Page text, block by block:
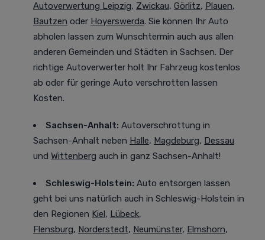
Autoverwertung Leipzig, Zwickau, Görlitz, Plauen,
Bautzen oder Hoyerswerda. Sie können Ihr Auto
abholen lassen zum Wunschtermin auch aus allen
anderen Gemeinden und Städten in Sachsen. Der
richtige Autoverwerter holt Ihr Fahrzeug kostenlos
ab oder für geringe Auto verschrotten lassen
Kosten.
Sachsen-Anhalt: Autoverschrottung in
Sachsen-Anhalt neben Halle, Magdeburg, Dessau
und Wittenberg auch in ganz Sachsen-Anhalt!
Schleswig-Holstein: Auto entsorgen lassen
geht bei uns natürlich auch in Schleswig-Holstein in
den Regionen Kiel, Lübeck,
Flensburg, Norderstedt, Neumünster, Elmshorn,